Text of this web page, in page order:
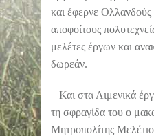
και έφερνε Ολλανδούς
αποφοίτους
μελέτες έργων και
δωρεάν.
Και στα Λιμενικά
τη σφραγίδα του ο
Μητροπολίτης